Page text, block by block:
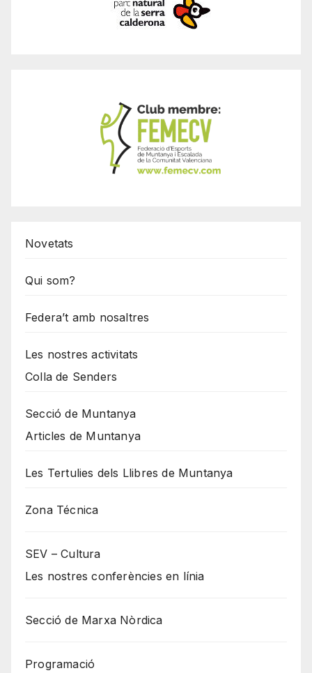
Novetats
Qui som?
Federa’t amb nosaltres
Les nostres activitats
Colla de Senders
Secció de Muntanya
Articles de Muntanya
Les Tertulies dels Llibres de Muntanya
Zona Técnica
SEV – Cultura
Les nostres conferències en línia
Secció de Marxa Nòrdica
Programació